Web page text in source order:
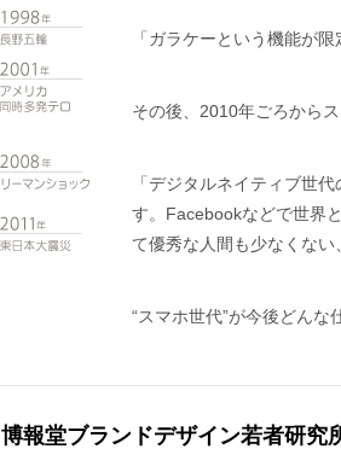
「ガラケーという機能が
その後、2010年ごろから
「デジタルネイティブ世
す。Facebookなどで世界
て優秀な人間も少なくない
“スマホ世代”が今後どんな
博報堂ブランドデザイン若者研究